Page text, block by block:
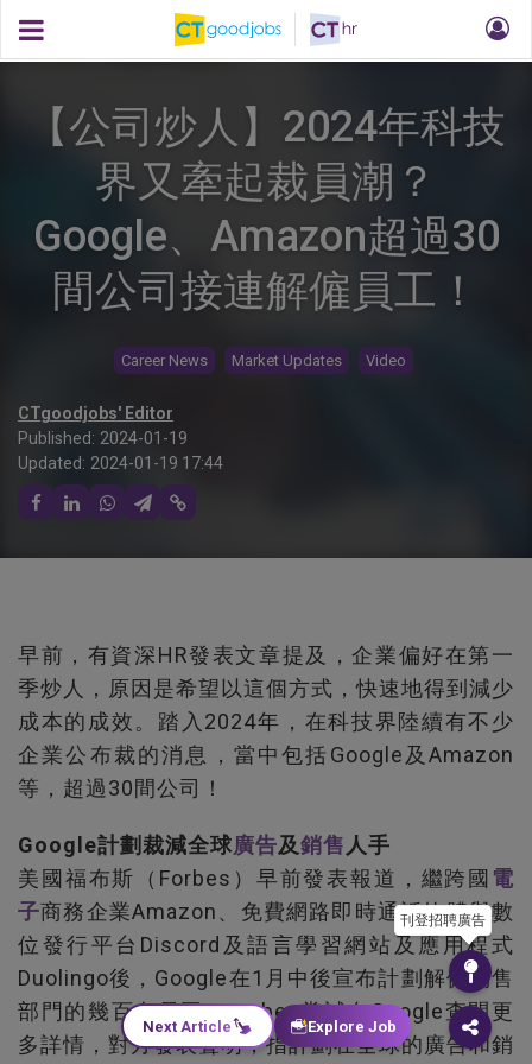
【公司炒人】2024年科技
界又牽起裁員潮？
Google、Amazon超過30
間公司接連解僱員工！
Career News Market Updates Video
CTgoodjobs' Editor
Published: 2024-01-19
Updated: 2024-01-19 17:44
早前，有資深HR發表文章提及，企業偏好在第一
季炒人，原因是希望以這個方式，快速地得到減少
成本的成效。踏入2024年，在科技界陸續有不少
企業公布裁的消息，當中包括Google及Amazon
等，超過30間公司！
Google計劃裁減全球廣告及銷售 人手
美國福布斯（Forbes）早前發表報道，繼跨國 電
子商務企業Amazon、免費網路即時通話軟體與數
位發行平台Discord及語言學習網站及應用程式
Duolingo後，Google在1月中後宣布計劃解僱銷售
部門的幾百名員工。Forbes嘗試向Google查問更
多詳情，對方發表聲明，指計劃在全球的廣告和銷
刊登招聘廣告
Next Article Explore Job